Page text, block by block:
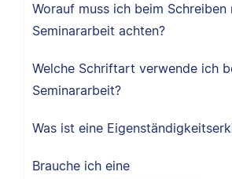
Worauf muss ich beim Schreiben
Seminararbeit achten?
Welche Schriftart verwende ich
Seminararbeit?
Was ist eine
Brauche ich eine